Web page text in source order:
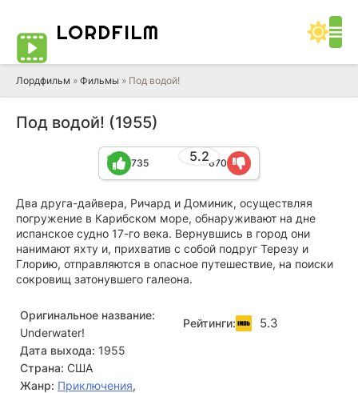
LORDFILM
Лордфильм » Фильмы » Под водой!
Под водой! (1955)
5.2
735 670
Два друга-дайвера, Ричард и Доминик, осуществляя
погружение в Карибском море, обнаруживают на дне
испанское судно 17-го века. Вернувшись в город они
нанимают яхту и, прихватив с собой подруг Терезу и
Глорию, отправляются в опасное путешествие, на поиски
сокровищ затонувшего галеона.
Оригинальное название:
Underwater!
Дата выхода: 1955
Страна: США
Жанр: Приключения,
Рейтинги: 5.3